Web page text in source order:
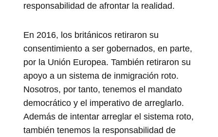
responsabilidad de afrontar la realidad.
En 2016, los británicos retiraron su
consentimiento a ser gobernados, en parte,
por la Unión Europea. También retiraron su
apoyo a un sistema de inmigración roto.
Nosotros, por tanto, tenemos el mandato
democrático y el imperativo de arreglarlo.
Además de intentar arreglar el sistema roto,
también tenemos la responsabilidad de